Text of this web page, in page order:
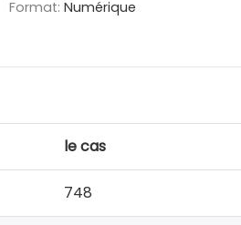
Format: Numérique
le cas
748